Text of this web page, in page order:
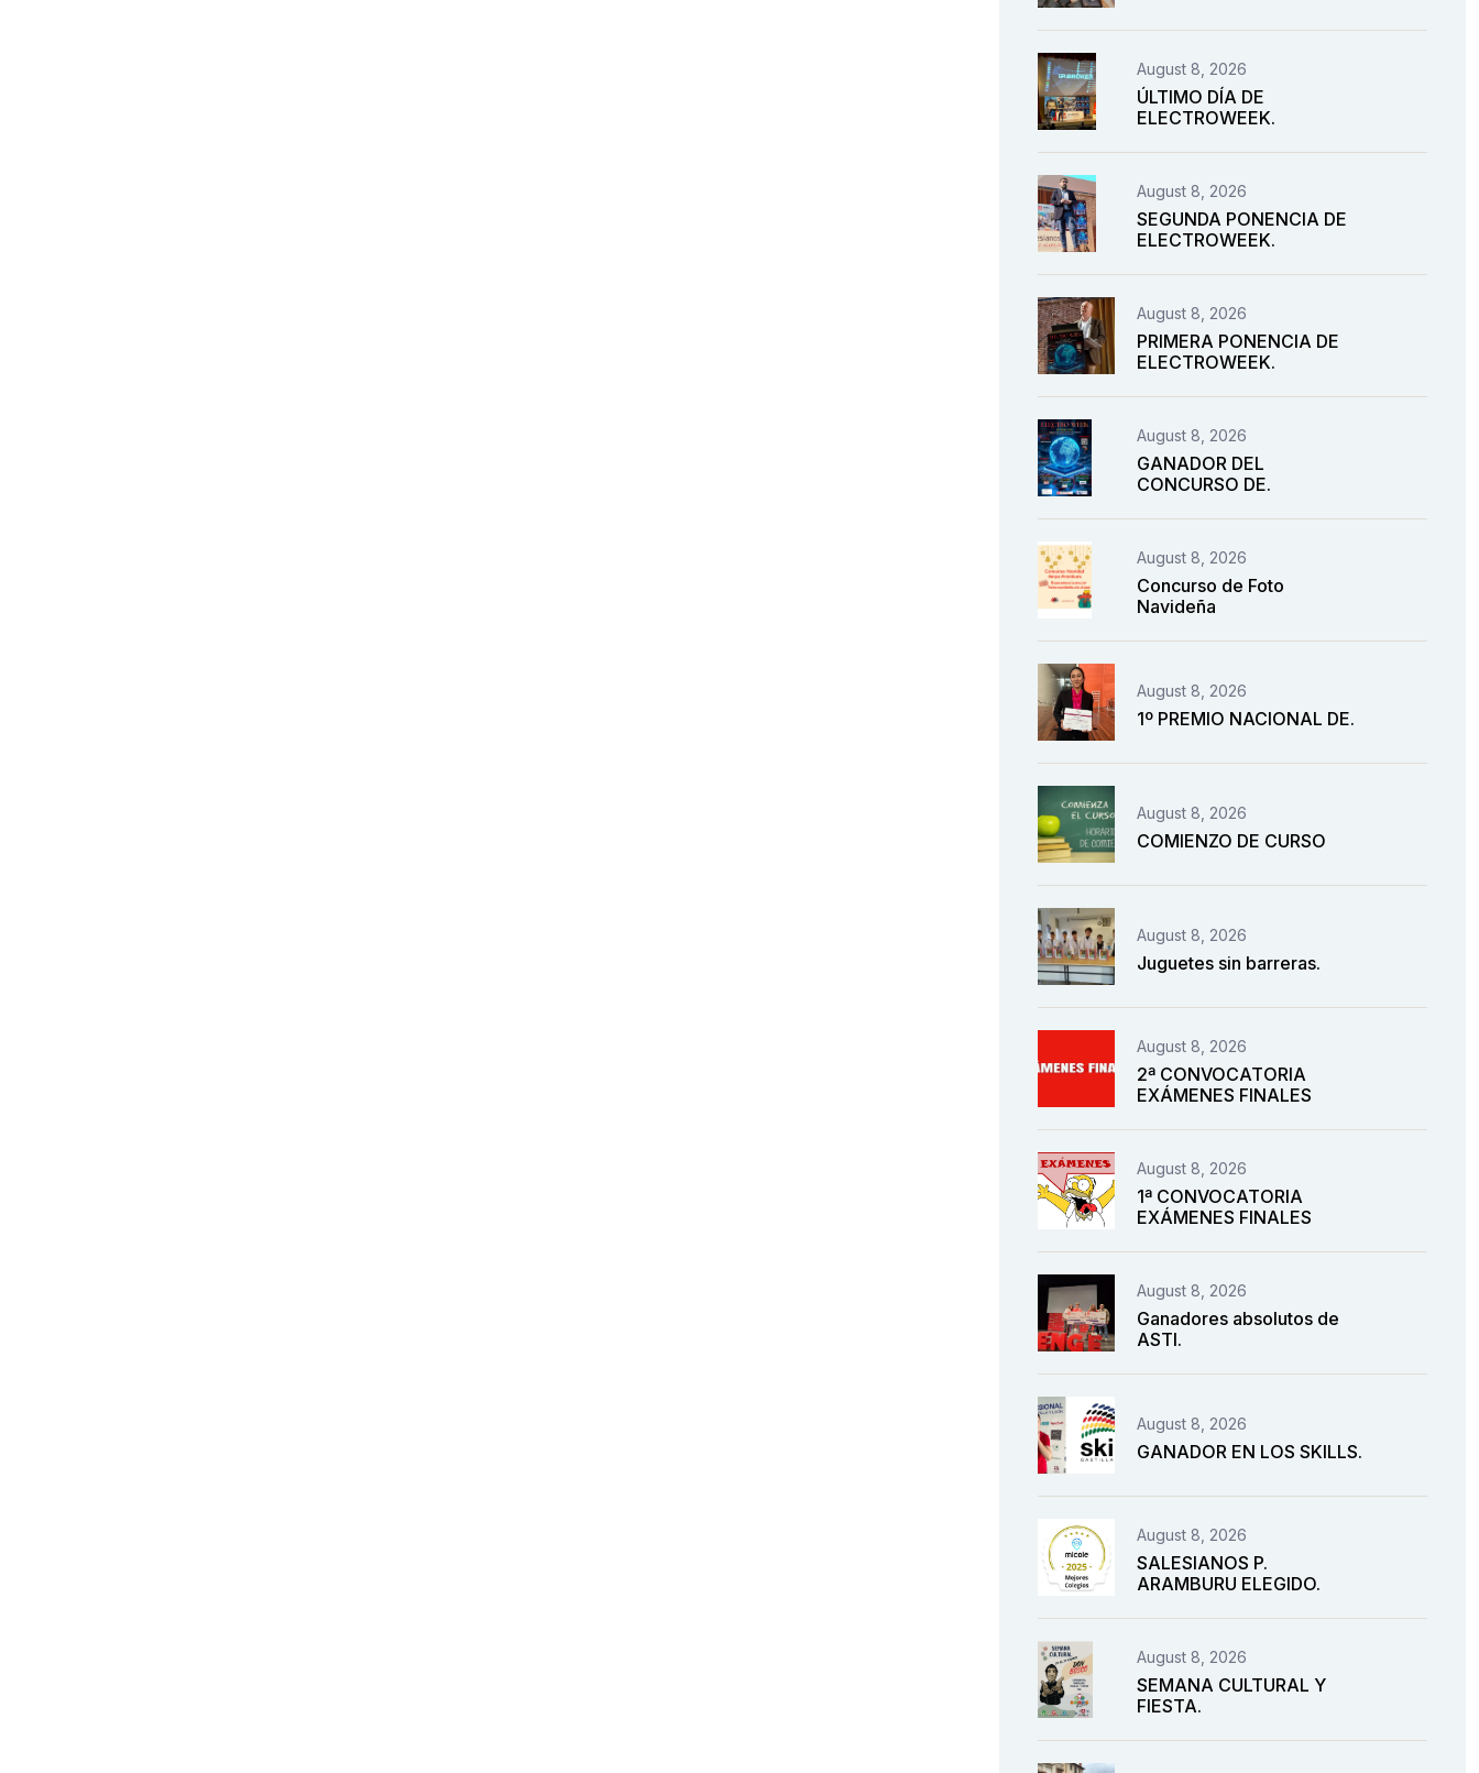
August 8, 2026
ÚLTIMO DÍA DE
ELECTROWEEK.
August 8, 2026
SEGUNDA PONENCIA DE
ELECTROWEEK.
August 8, 2026
PRIMERA PONENCIA DE
ELECTROWEEK.
August 8, 2026
GANADOR DEL
CONCURSO DE.
August 8, 2026
Concurso de Foto
Navideña
August 8, 2026
1º PREMIO NACIONAL DE.
August 8, 2026
COMIENZO DE CURSO
August 8, 2026
Juguetes sin barreras.
August 8, 2026
2ª CONVOCATORIA
EXÁMENES FINALES
August 8, 2026
1ª CONVOCATORIA
EXÁMENES FINALES
August 8, 2026
Ganadores absolutos de
ASTI.
August 8, 2026
GANADOR EN LOS SKILLS.
August 8, 2026
SALESIANOS P.
ARAMBURU ELEGIDO.
August 8, 2026
SEMANA CULTURAL Y
FIESTA.